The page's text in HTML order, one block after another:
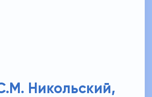
Никольский,